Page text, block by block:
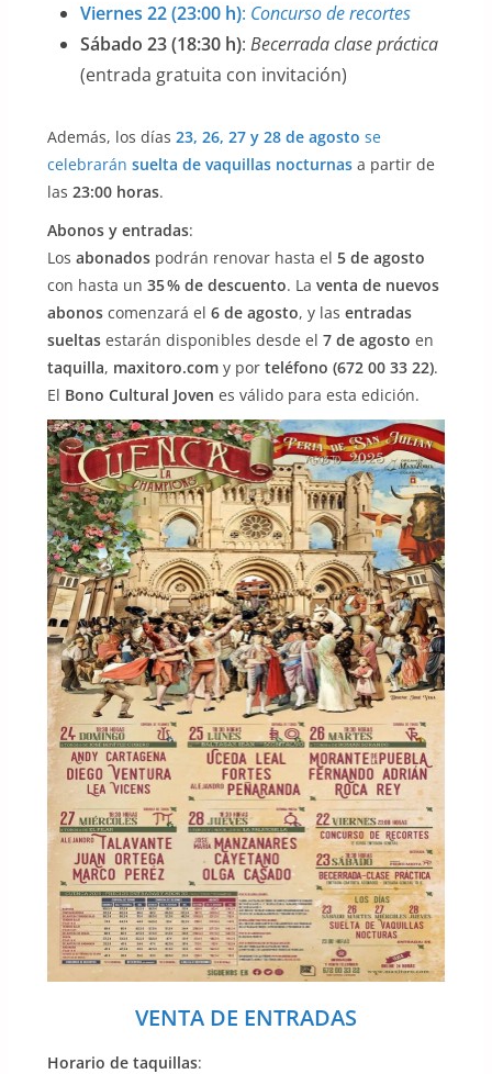
Viernes 22 (23:00 h): Concurso de recortes
Sábado 23 (18:30 h): Becerrada clase práctica
(entrada gratuita con invitación)
Además, los días 23, 26, 27 y 28 de agosto se
celebrarán suelta de vaquillas nocturnasa partir de
las 23:00 horas.
Abonos y entradas:
Los abonadospodrán renovar hasta el 5 de agosto
con hasta un 35 % de descuento. La venta de nuevos
abonoscomenzará el 6 de agosto, y las entradas
sueltasestarán disponibles desde el 7 de agosto en
taquilla, maxitoro.comy por teléfono (672 00 33 22).
El Bono Cultural Joven es válido para esta edición.
VENTA DE ENTRADAS
Horario de taquillas: